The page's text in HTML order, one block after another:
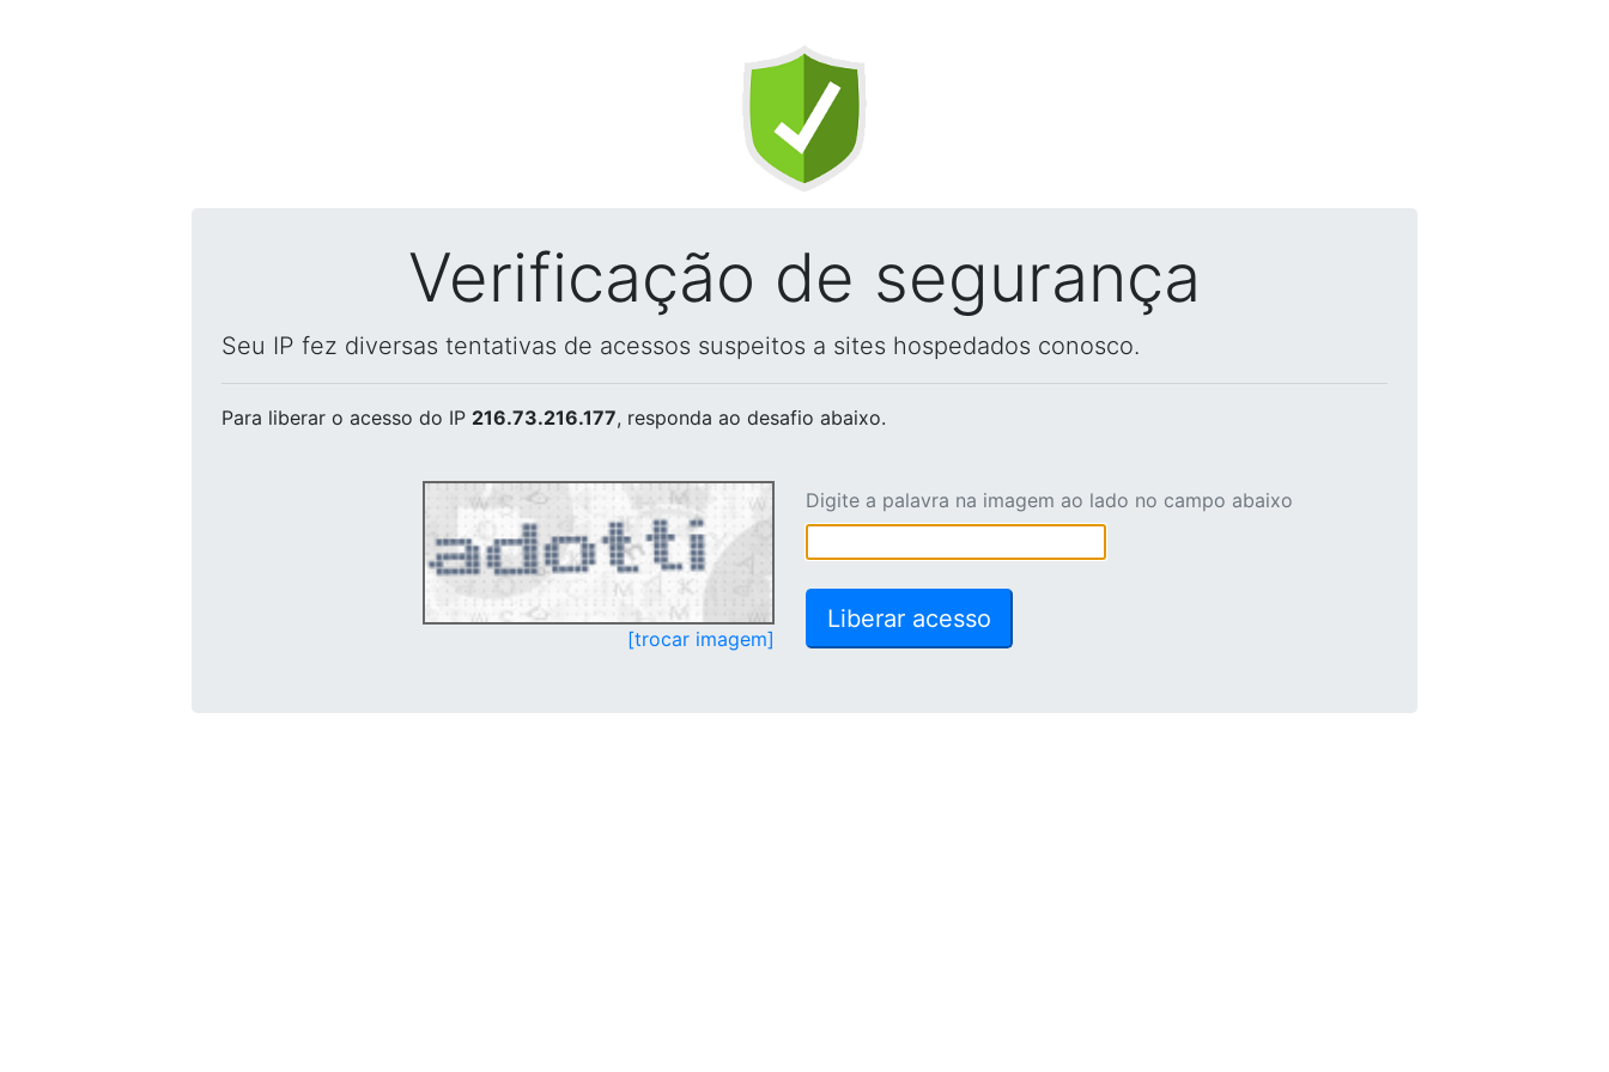
Verificação de segurança
Seu IP fez diversas tentativas de acessos suspeitos a sites hospedados conosco.
Para liberar o acesso do IP 216.73.216.177, responda ao desafio abaixo.
[trocar imagem]
Digite a palavra na imagem ao lado no campo abaixo